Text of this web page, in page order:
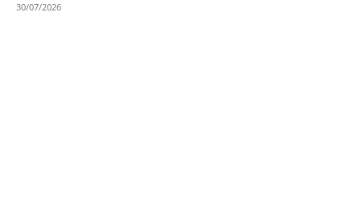
30/07/2026